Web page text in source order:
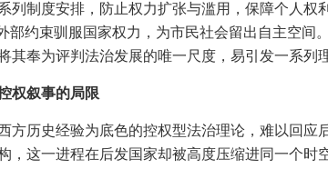
列制度安排，防止权力扩张与滥用，保障个人
部约束驯服国家权力，为市民社会留出自主空
其奉为评判法治发展的唯一尺度，易引发一系
权叙事的局限
方历史经验为底色的控权型法治理论，难以回
，这一进程在后发国家却被高度压缩进同一个